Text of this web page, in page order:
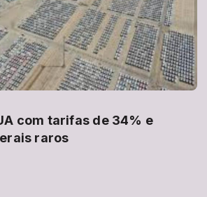
com tarifas de 34% e
raros